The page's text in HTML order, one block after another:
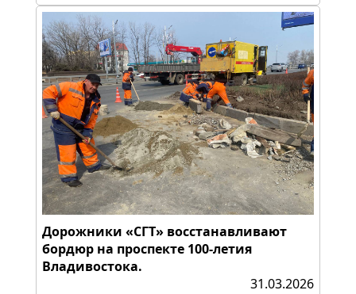
Дорожники «СГТ» восстанавливают
бордюр на проспекте 100-летия
Владивостока.
31.03.2026